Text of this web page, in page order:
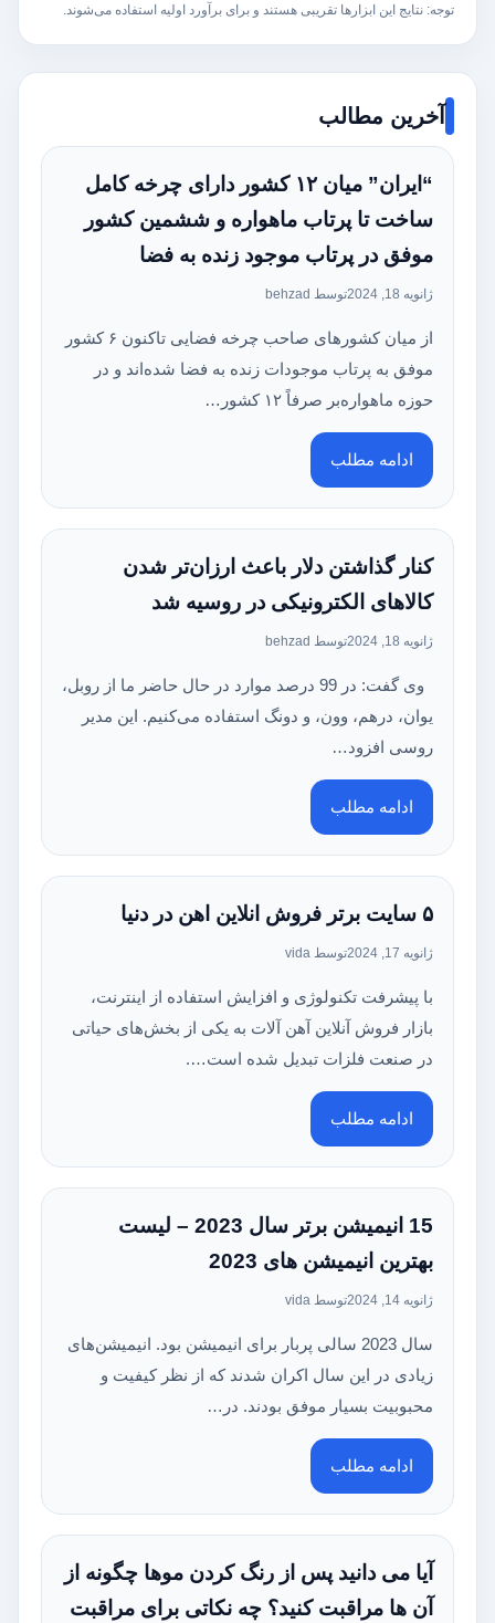
توجه: نتایج این ابزارها تقریبی هستند و برای برآورد اولیه استفاده می‌شوند.
آخرین مطالب
“ایران” میان ۱۲ کشور دارای چرخه کامل
ساخت تا پرتاب ماهواره و ششمین کشور
موفق در پرتاب موجود زنده به فضا
ژانویه 18, 2024 توسط behzad
از میان کشور‌های صاحب چرخه فضایی تاکنون ۶ کشور
موفق به پرتاب موجودات زنده به فضا شده‌اند و در
حوزه ماهواره‌بر صرفاً ۱۲ کشور…
ادامه مطلب
کنار گذاشتن دلار باعث ارزان‌تر شدن
کالاهای الکترونیکی در روسیه شد
ژانویه 18, 2024 توسط behzad
وی گفت: در 99 درصد موارد در حال حاضر ما از روبل،
یوان، درهم، وون، و دونگ استفاده می‌کنیم. این مدیر
روسی افزود…
ادامه مطلب
۵ سایت برتر فروش انلاین اهن در دنیا
ژانویه 17, 2024 توسط vida
با پیشرفت تکنولوژی و افزایش استفاده از اینترنت،
بازار فروش آنلاین آهن آلات به یکی از بخش‌های حیاتی
در صنعت فلزات تبدیل شده است….
ادامه مطلب
15 انیمیشن برتر سال 2023 – لیست
بهترین انیمیشن های 2023
ژانویه 14, 2024 توسط vida
سال 2023 سالی پربار برای انیمیشن بود. انیمیشن‌های
زیادی در این سال اکران شدند که از نظر کیفیت و
محبوبیت بسیار موفق بودند. در…
ادامه مطلب
آیا می‌ دانید پس از رنگ کردن موها چگونه از
آن ها مراقبت کنید؟ چه نکاتی برای مراقبت‌